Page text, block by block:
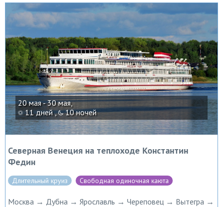
20 мая - 30 мая,
11 дней , 10 ночей
Северная Венеция на теплоходе Константин
Федин
Длительный круиз Свободная одиночная каюта
Москва → Дубна → Ярославль → Череповец → Вытегра →